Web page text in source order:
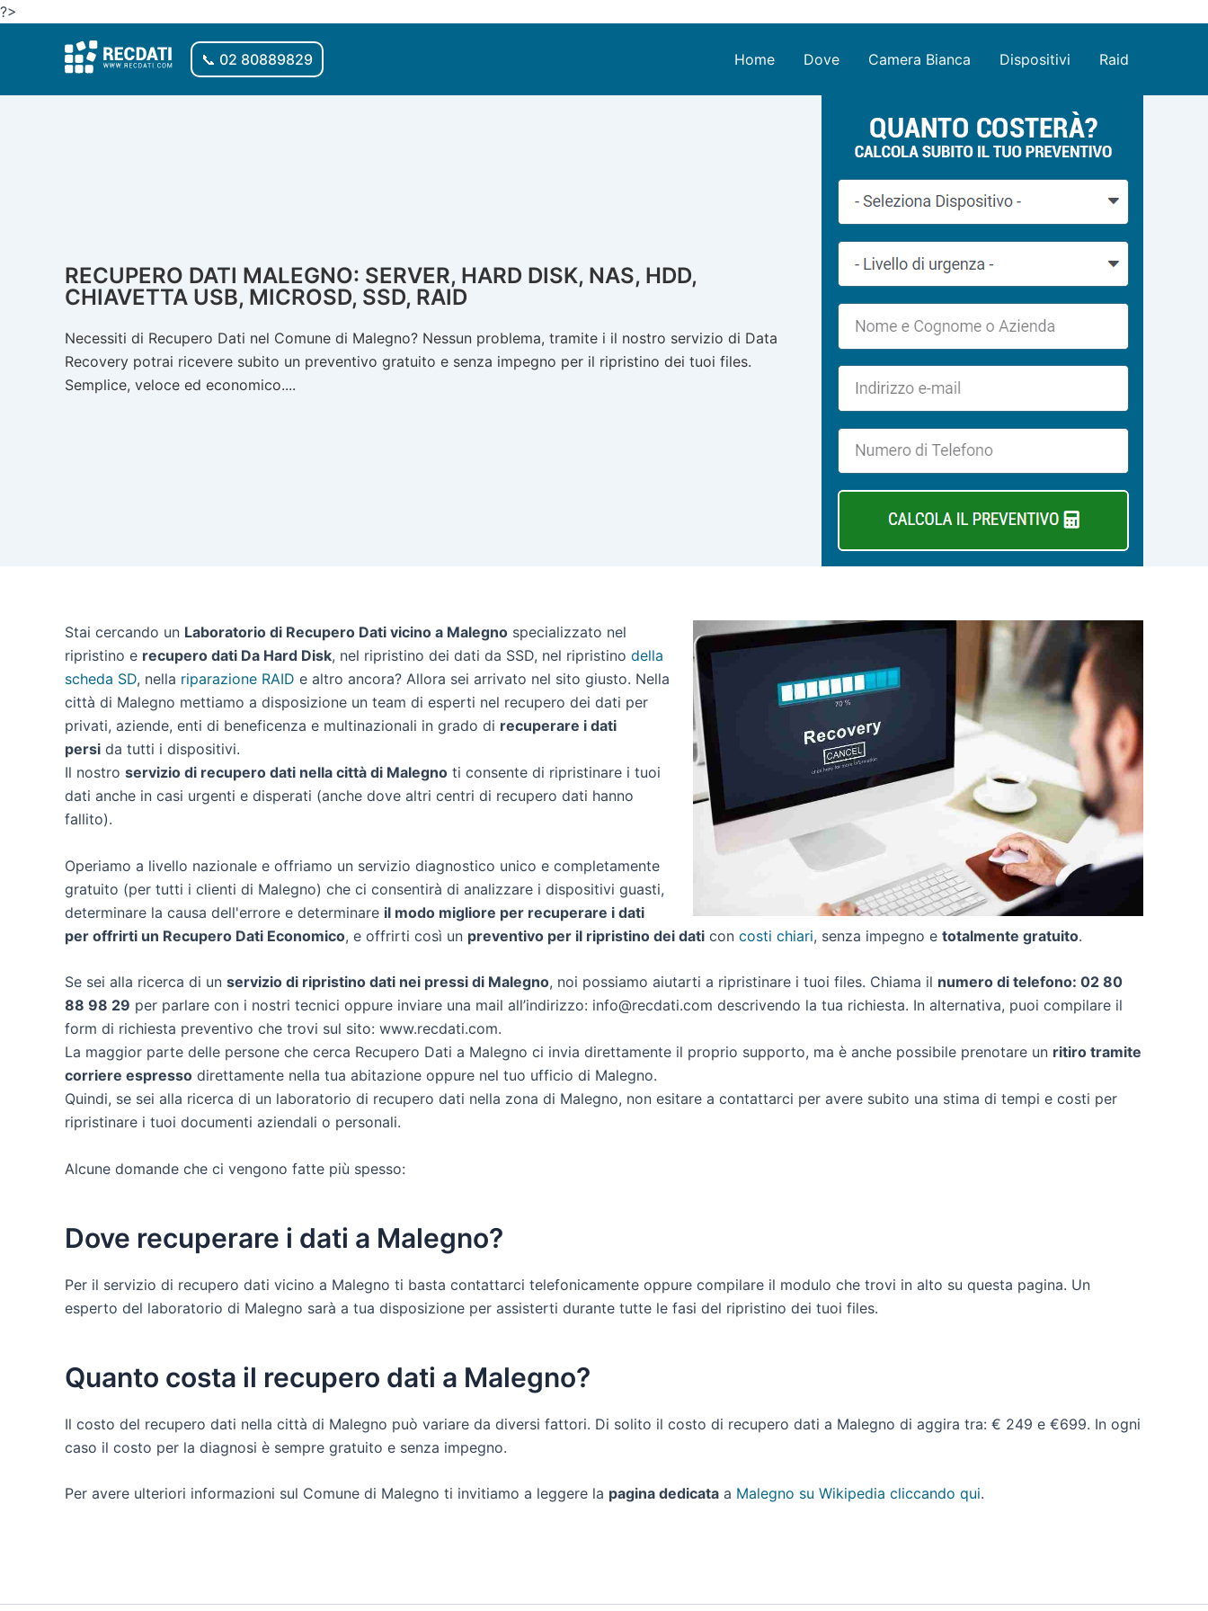
?>
contenuto
📞 02 80889829 Home Dove Camera Bianca Dispositivi Raid
RECUPERO DATI MALEGNO: SERVER, HARD DISK, NAS, HDD,
CHIAVETTA USB, MICROSD, SSD, RAID
Necessiti di Recupero Dati nel Comune di Malegno? Nessun problema, tramite i il nostro servizio di Data
Recovery potrai ricevere subito un preventivo gratuito e senza impegno per il ripristino dei tuoi files.
Semplice, veloce ed economico....
Stai cercando un Laboratorio di Recupero Dati vicino a Malegno specializzato nel
ripristino e recupero dati Da Hard Disk, nel ripristino dei dati da SSD, nel ripristino della
scheda SD, nella riparazione RAID e altro ancora? Allora sei arrivato nel sito giusto. Nella
città di Malegno mettiamo a disposizione un team di esperti nel recupero dei dati per
privati, aziende, enti di beneficenza e multinazionali in grado di recuperare i dati
persi da tutti i dispositivi.
Il nostro servizio di recupero dati nella città di Malegno ti consente di ripristinare i tuoi
dati anche in casi urgenti e disperati (anche dove altri centri di recupero dati hanno
fallito).
Operiamo a livello nazionale e offriamo un servizio diagnostico unico e completamente
gratuito (per tutti i clienti di Malegno) che ci consentirà di analizzare i dispositivi guasti,
determinare la causa dell'errore e determinare il modo migliore per recuperare i dati
per offrirti un Recupero Dati Economico, e offrirti così un preventivo per il ripristino dei dati con costi chiari, senza impegno e totalmente gratuito.
Se sei alla ricerca di un servizio di ripristino dati nei pressi di Malegno, noi possiamo aiutarti a ripristinare i tuoi files. Chiama il numero di telefono: 02 80
88 98 29 per parlare con i nostri tecnici oppure inviare una mail all’indirizzo: info@recdati.com descrivendo la tua richiesta. In alternativa, puoi compilare il
form di richiesta preventivo che trovi sul sito: www.recdati.com.
La maggior parte delle persone che cerca Recupero Dati a Malegno ci invia direttamente il proprio supporto, ma è anche possibile prenotare un ritiro tramite
corriere espresso direttamente nella tua abitazione oppure nel tuo ufficio di Malegno.
Quindi, se sei alla ricerca di un laboratorio di recupero dati nella zona di Malegno, non esitare a contattarci per avere subito una stima di tempi e costi per
ripristinare i tuoi documenti aziendali o personali.
Alcune domande che ci vengono fatte più spesso:
Dove recuperare i dati a Malegno?
Per il servizio di recupero dati vicino a Malegno ti basta contattarci telefonicamente oppure compilare il modulo che trovi in alto su questa pagina. Un
esperto del laboratorio di Malegno sarà a tua disposizione per assisterti durante tutte le fasi del ripristino dei tuoi files.
Quanto costa il recupero dati a Malegno?
Il costo del recupero dati nella città di Malegno può variare da diversi fattori. Di solito il costo di recupero dati a Malegno di aggira tra: € 249 e €699. In ogni
caso il costo per la diagnosi è sempre gratuito e senza impegno.
Per avere ulteriori informazioni sul Comune di Malegno ti invitiamo a leggere la pagina dedicata a Malegno su Wikipedia cliccando qui.